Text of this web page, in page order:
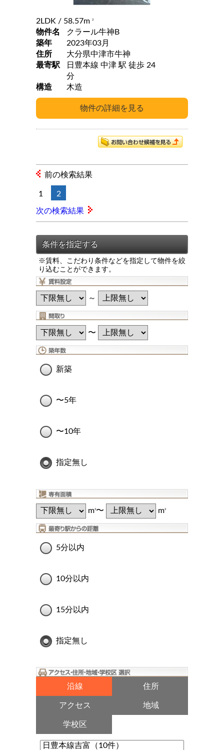
※賃料、こだわり条件などを指定して物件を絞
り込むことができます。
～
〜
新築
〜5年
〜10年
指定無し
m2〜 m2
5分以内
10分以内
15分以内
指定無し
沿線 住所
アクセス 地域
学校区
2LDK / 58.57m 2
物件名
クラール牛神B
築年
2023年03月
住所
大分県中津市牛神
最寄駅
日豊本線 中津 駅 徒歩 24
分
構造
木造
前の検索結果
1 2
次の検索結果